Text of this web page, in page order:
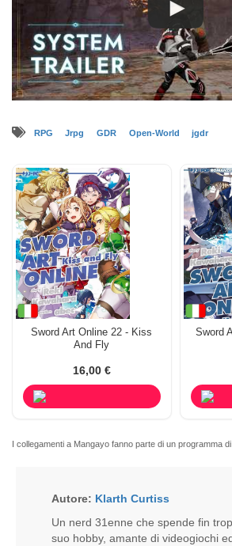
RPG Jrpg GDR Open-World jgdr
Sword Art Online 22 - Kiss
And Fly
16,00 €
Sword
I collegamenti a Mangayo fanno parte di un programma
Autore: Klarth Curtiss
Un nerd 31enne che spende fin
suo hobby, amante di videogiochi